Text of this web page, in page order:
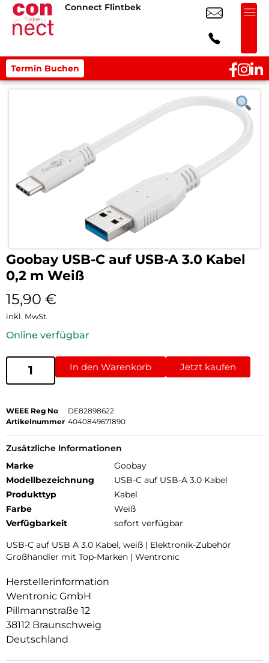
Connect Flintbek
Termin Buchen
Goobay USB-C auf USB-A 3.0 Kabel
0,2 m Weiß
15,90 €
inkl. MwSt.
Online verfügbar
In den Warenkorb Jetzt kaufen
WEEE Reg No
DE82898622
Artikelnummer 4040849671890
Zusätzliche Informationen
Marke
Goobay
Modellbezeichnung
USB-C auf USB-A 3.0 Kabel
Produkttyp
Kabel
Farbe
Weiß
Verfügbarkeit
sofort verfügbar
USB-C auf USB A 3.0 Kabel, weiß | Elektronik-Zubehör
Großhändler mit Top-Marken | Wentronic
Herstellerinformation
Wentronic GmbH
Pillmannstraße 12
38112 Braunschweig
Deutschland